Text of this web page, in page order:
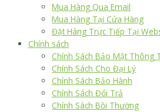
Mua Hàng Qua Email
Mua Hàng Tại Cửa Hàng
Đặt Hàng Trực Tiếp Tại
Chính sách
Chính Sách Bảo Mật Thông
Chính Sách Cho Đại Lý
Chính Sách Bảo Hành
Chính Sách Đổi Trả
Chính Sách Bồi Thường